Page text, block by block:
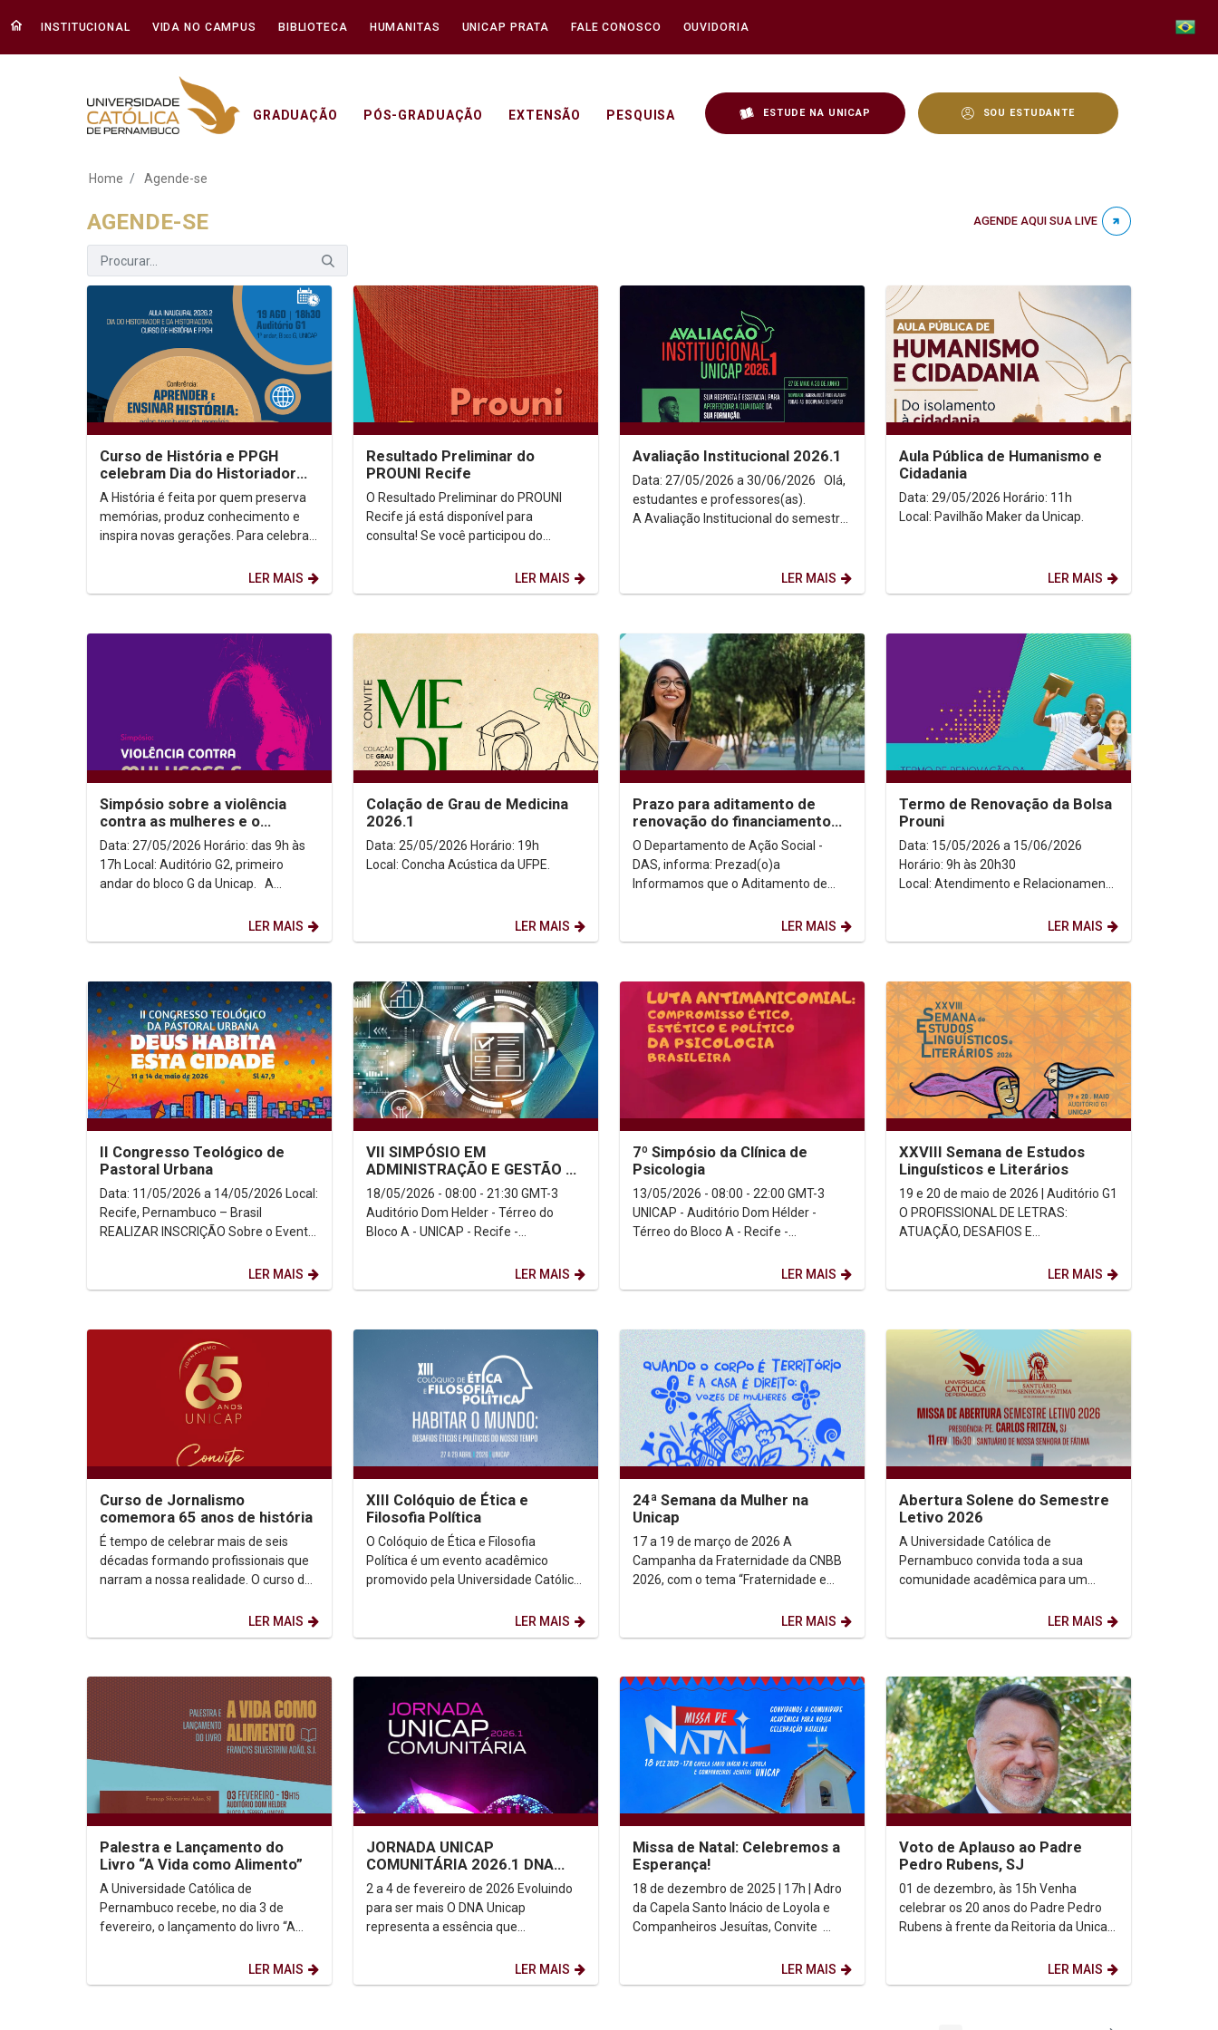
INSTITUCIONAL VIDA NO CAMPUS BIBLIOTECA HUMANITAS UNICAP PRATA FALE CONOSCO OUVIDORIA
GRADUAÇÃO PÓS-GRADUAÇÃO EXTENSÃO PESQUISA ESTUDE NA UNICAP SOU ESTUDANTE
Agende-se - Unicap
Home Agende-se
AGENDE-SE AGENDE AQUI SUA LIVE
Curso de História e PPGH
celebram Dia do Historiador
com conferência na aula
inaugural do semestre
A História é feita por quem preserva
memórias, produz conhecimento e
inspira novas gerações. Para celebrar
LER MAIS
Resultado Preliminar do
PROUNI Recife
O Resultado Preliminar do PROUNI
Recife já está disponível para
consulta! Se você participou do
e acompanhe as próximas...LER MAIS
Avaliação Institucional 2026.1
Data: 27/05/2026 a 30/06/2026 Olá,
estudantes e professores(as).
A Avaliação Institucional do semestre
LER MAIS
Aula Pública de Humanismo e
Cidadania
Data: 29/05/2026 Horário: 11h
Local: Pavilhão Maker da Unicap.
LER MAIS
Simpósio sobre a violência
contra as mulheres e o
feminicídio no Brasil
Data: 27/05/2026 Horário: das 9h às
17h Local: Auditório G2, primeiro
andar do bloco G da Unicap. A
LER MAIS
Colação de Grau de Medicina
2026.1
Data: 25/05/2026 Horário: 19h
Local: Concha Acústica da UFPE.
LER MAIS
Prazo para aditamento de
renovação do financiamento
FIES 1º/2026 encerra-se dia
31/05
O Departamento de Ação Social -
DAS, informa: Prezad(o)a
Informamos que o Aditamento de
semestre 2026.1, encontra-se
liberado...
LER MAIS
Termo de Renovação da Bolsa
Prouni
Data: 15/05/2026 a 15/06/2026
Horário: 9h às 20h30
Local: Atendimento e Relacionamento
LER MAIS
II Congresso Teológico de
Pastoral Urbana
Data: 11/05/2026 a 14/05/2026 Local:
Recife, Pernambuco – Brasil
REALIZAR INSCRIÇÃO Sobre o Evento
LER MAIS
VII SIMPÓSIO EM
ADMINISTRAÇÃO E GESTÃO DE
NEGÓCIOS DA UNICAP
18/05/2026 - 08:00 - 21:30 GMT-3
Auditório Dom Helder - Térreo do
Bloco A - UNICAP - Recife -
LER MAIS
7º Simpósio da Clínica de
Psicologia
13/05/2026 - 08:00 - 22:00 GMT-3
UNICAP - Auditório Dom Hélder -
Térreo do Bloco A - Recife -
LER MAIS
XXVIII Semana de Estudos
Linguísticos e Literários
19 e 20 de maio de 2026 | Auditório G1
O PROFISSIONAL DE LETRAS:
ATUAÇÃO, DESAFIOS E
Estudos Linguísticos e Literários é
um...
LER MAIS
Curso de Jornalismo
comemora 65 anos de história
É tempo de celebrar mais de seis
décadas formando profissionais que
narram a nossa realidade. O curso de
LER MAIS
XIII Colóquio de Ética e
Filosofia Política
O Colóquio de Ética e Filosofia
Política é um evento acadêmico
promovido pela Universidade Católica
LER MAIS
24ª Semana da Mulher na
Unicap
17 a 19 de março de 2026 A
Campanha da Fraternidade da CNBB
2026, com o tema “Fraternidade e
LER MAIS
Abertura Solene do Semestre
Letivo 2026
A Universidade Católica de
Pernambuco convida toda a sua
comunidade acadêmica para um
nós...
LER MAIS
Palestra e Lançamento do
Livro “A Vida como Alimento”
A Universidade Católica de
Pernambuco recebe, no dia 3 de
fevereiro, o lançamento do livro “A
LER MAIS
JORNADA UNICAP
COMUNITÁRIA 2026.1 DNA
UNICAP
2 a 4 de fevereiro de 2026 Evoluindo
para ser mais O DNA Unicap
representa a essência que
LER MAIS
Missa de Natal: Celebremos a
Esperança!
18 de dezembro de 2025 | 17h | Adro
da Capela Santo Inácio de Loyola e
Companheiros Jesuítas, Convite
LER MAIS
Voto de Aplauso ao Padre
Pedro Rubens, SJ
01 de dezembro, às 15h Venha
celebrar os 20 anos do Padre Pedro
Rubens à frente da Reitoria da Unicap
LER MAIS